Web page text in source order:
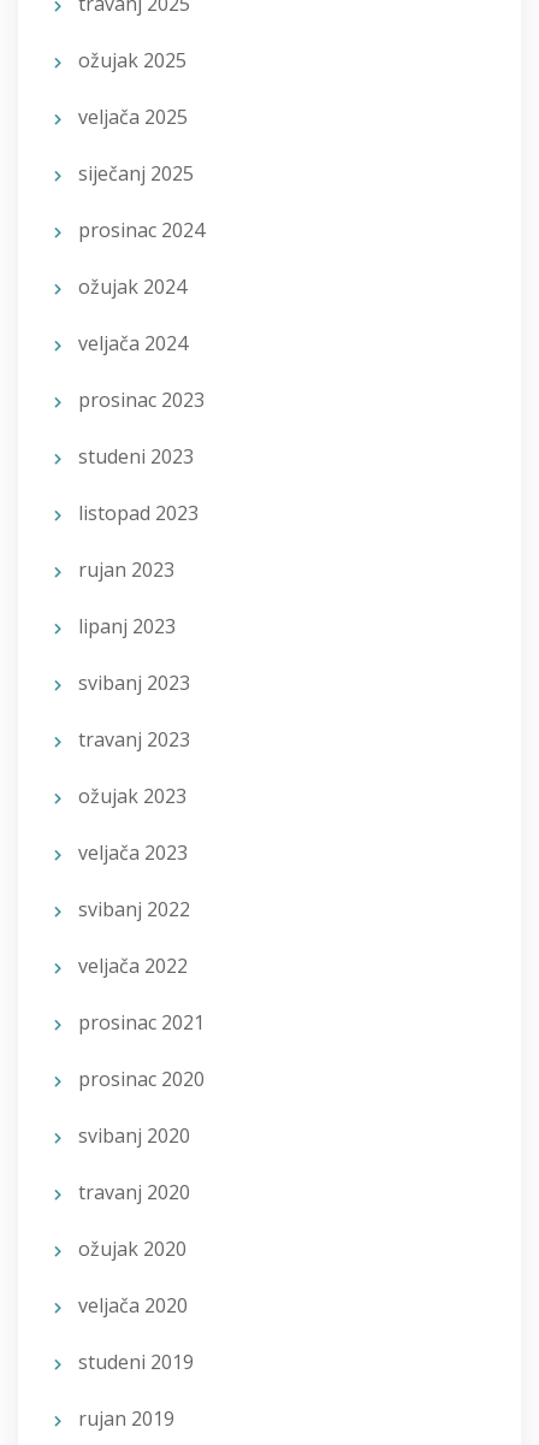
ožujak 2025
veljača 2025
siječanj 2025
prosinac 2024
ožujak 2024
veljača 2024
prosinac 2023
studeni 2023
listopad 2023
rujan 2023
lipanj 2023
svibanj 2023
travanj 2023
ožujak 2023
veljača 2023
svibanj 2022
veljača 2022
prosinac 2021
prosinac 2020
svibanj 2020
travanj 2020
ožujak 2020
veljača 2020
studeni 2019
rujan 2019